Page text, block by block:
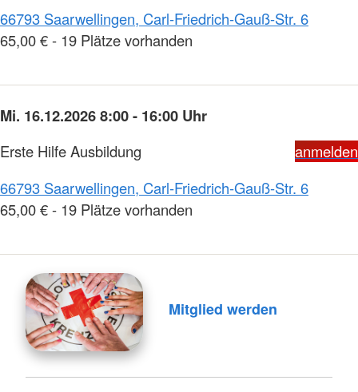
66793 Saarwellingen, Carl-Friedrich-Gauß-Str. 6
65,00 € - 19 Plätze vorhanden
Mi. 16.12.2026 8:00 - 16:00 Uhr
Erste Hilfe Ausbildung
anmelden
66793 Saarwellingen, Carl-Friedrich-Gauß-Str. 6
65,00 € - 19 Plätze vorhanden
Mitglied werden